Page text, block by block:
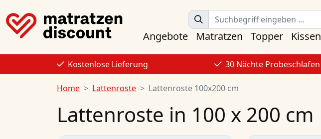
Angebote Matratzen Topper Kissen
Kostenlose Lieferung 30 Nächte Probeschlafen
Home Lattenroste Lattenroste 100x200 cm
Lattenroste in 100 x 200 cm